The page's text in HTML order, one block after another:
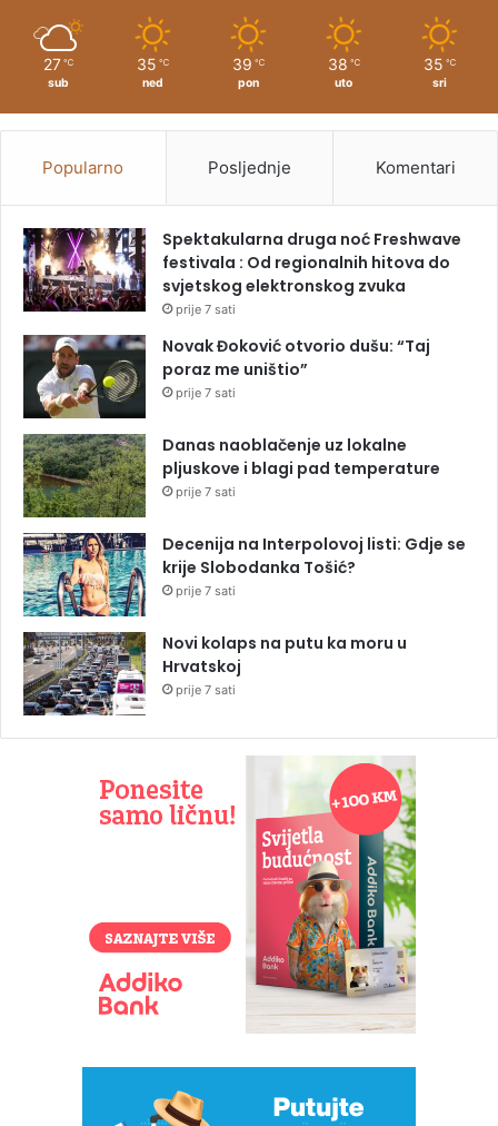
27 ℃
sub
35 ℃
ned
39 ℃
pon
38 ℃
uto
35 ℃
sri
Popularno Posljednje Komentari
Spektakularna druga noć Freshwave
festivala : Od regionalnih hitova do
svjetskog elektronskog zvuka
prije 7 sati
Novak Đoković otvorio dušu: “Taj
poraz me uništio”
prije 7 sati
Danas naoblačenje uz lokalne
pljuskove i blagi pad temperature
prije 7 sati
Decenija na Interpolovoj listi: Gdje se
krije Slobodanka Tošić?
prije 7 sati
Novi kolaps na putu ka moru u
Hrvatskoj
prije 7 sati